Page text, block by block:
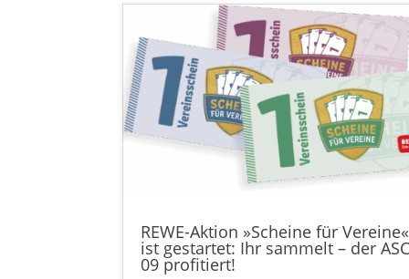
REWE-Aktion »Scheine für Vereine«
ist gestartet: Ihr sammelt – der
09 profitiert!